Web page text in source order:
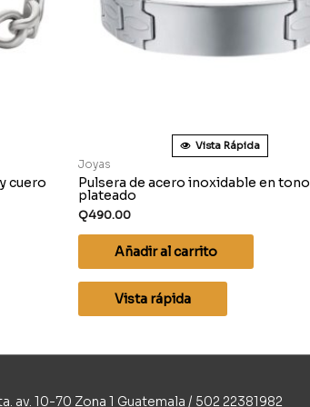
cuero
Vista Rápida
Joyas
Pulsera de acero inoxidable en tono
plateado
Q490.00
Añadir al carrito
Vista rápida
av. 10-70 Zona 1 Guatemala / 502 22381982